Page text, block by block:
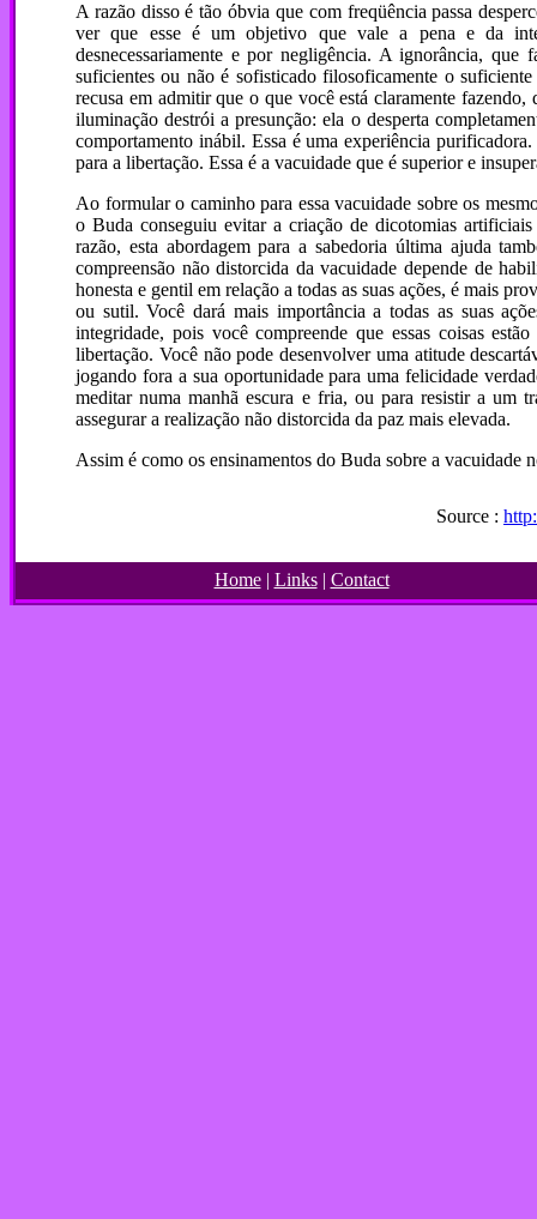
A razão disso é tão óbvia que com freqüência passa
ver que esse é um objetivo que vale a pena e da
desnecessariamente e por negligência. A ignorância,
suficientes ou não é sofisticado filosoficamente o
recusa em admitir que o que você está claramente
iluminação destrói a presunção: ela o desperta
comportamento inábil. Essa é uma experiência
para a libertação. Essa é a vacuidade que é superior e
Ao formular o caminho para essa vacuidade sobre os
o Buda conseguiu evitar a criação de dicotomias
razão, esta abordagem para a sabedoria última ajuda
compreensão não distorcida da vacuidade depende de
honesta e gentil em relação a todas as suas ações, é mais
ou sutil. Você dará mais importância a todas as suas
integridade, pois você compreende que essas coisas
libertação. Você não pode desenvolver uma atitude
jogando fora a sua oportunidade para uma felicidade
meditar numa manhã escura e fria, ou para resistir a um
assegurar a realização não distorcida da paz mais elevada.
Assim é como os ensinamentos do Buda sobre a vacuidade
Source :
Home| Links| Contact